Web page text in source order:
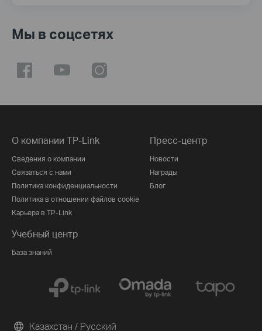
Мы в соцсетях
О компании TP-Link
Сведения о компании
Связаться с нами
Политика конфиденциальности
Политика в отношении файлов cookie
Карьера в TP-Link
Пресс-центр
Новости
Награды
Блог
Учебный центр
База знаний
Казахстан / Русский